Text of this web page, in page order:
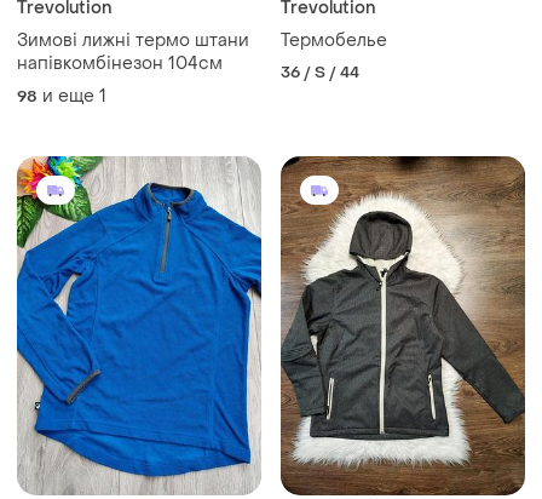
Trevolution
Зимові лижні термо штани
напівкомбінезон 104см
98 и еще 1
Trevolution
Термобелье
36 / S / 44